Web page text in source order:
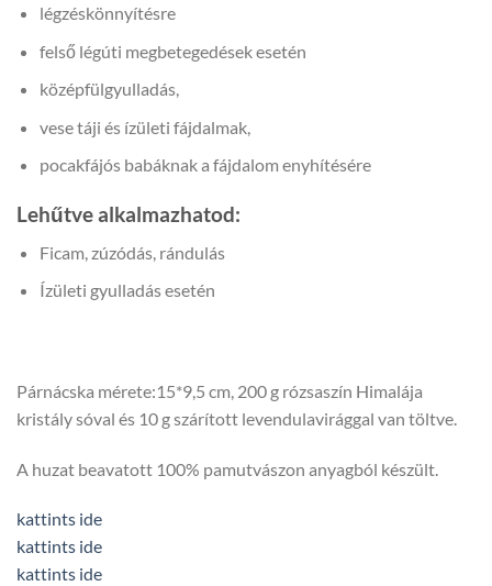
légzéskönnyítésre
felső légúti megbetegedések esetén
középfülgyulladás,
vese táji és ízületi fájdalmak,
pocakfájós babáknak a fájdalom enyhítésére
Lehűtve alkalmazhatod:
Ficam, zúzódás, rándulás
Ízületi gyulladás esetén
Párnácska mérete:15*9,5 cm, 200 g rózsaszín Himalája
kristály sóval és 10 g szárított levendulavirággal van töltve.
A huzat beavatott 100% pamutvászon anyagból készült.
kattints ide
kattints ide
kattints ide